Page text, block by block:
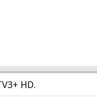
HD.